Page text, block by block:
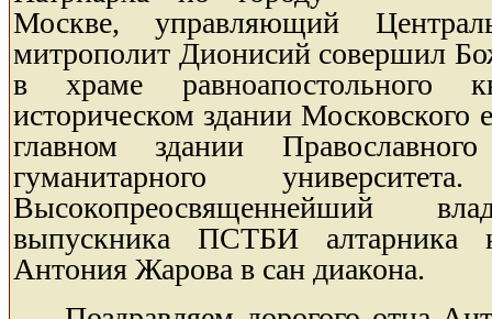
Москве, управляющий
митрополит Дионисий совершил
в храме равноапостольного
историческом здании
главном здании Православного
гуманитарного
Высокопреосвященнейший
выпускника ПСТБИ алтарника
Антония Жарова в сан диакона.